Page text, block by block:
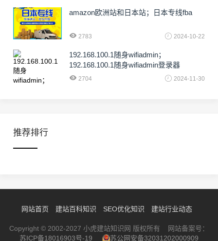
amazon欧洲站和日本站；日本专线fba
2783 2024-10-22
192.168.100.1随身wifiadmin；
192.168.100.1随身wifiadmin登录器
2704 2024-11-30
推荐排行
网站首页 建站百科知识 SEO优化知识 建站行业动态
Copyright © 2002-2027 小虎建站知识网 版权所有 网站备案号：
苏ICP备18016903号-19
苏公网安备32031202000909